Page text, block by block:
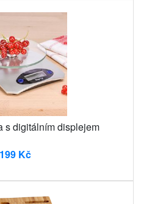
s digitálním displejem
199 Kč